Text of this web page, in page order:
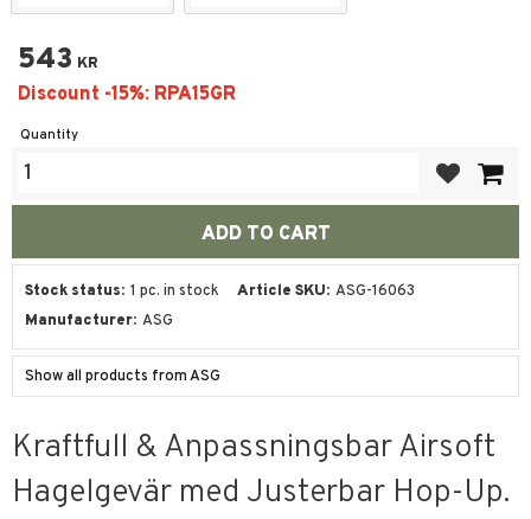
543 KR
Quantity
Stock status 1 pc. in stock Article SKU ASG-16063
Manufacturer ASG
Show all products from ASG
Kraftfull & Anpassningsbar Airsoft
Hagelgevär med Justerbar Hop-Up.